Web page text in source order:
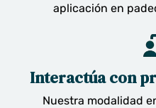
aplicación en
Interactúa con
Nuestra modalidad